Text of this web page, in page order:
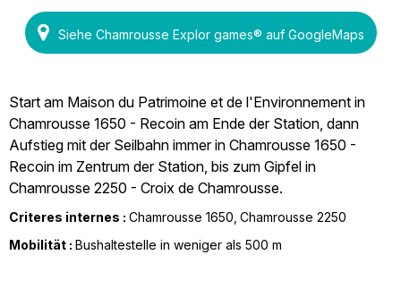
Siehe Chamrousse Explor games® auf GoogleMaps
Start am Maison du Patrimoine et de l'Environnement in
Chamrousse 1650 - Recoin am Ende der Station, dann
Aufstieg mit der Seilbahn immer in Chamrousse 1650 -
Recoin im Zentrum der Station, bis zum Gipfel in
Chamrousse 2250 - Croix de Chamrousse.
Criteres internes : Chamrousse 1650 Chamrousse 2250
Mobilität : Bushaltestelle in weniger als 500 m